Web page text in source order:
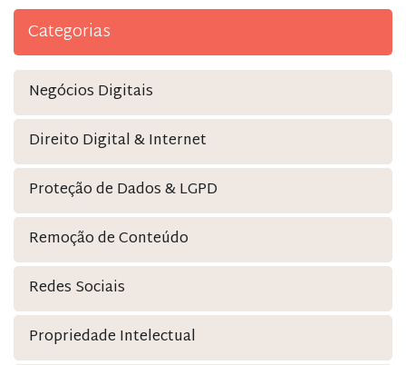
Categorias
Negócios Digitais
Direito Digital & Internet
Proteção de Dados & LGPD
Remoção de Conteúdo
Redes Sociais
Propriedade Intelectual